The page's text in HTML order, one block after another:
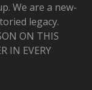
We are a new-
legacy.
ON THIS
IN EVERY